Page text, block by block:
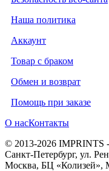
Наша политика
Аккаунт
Товар с браком
Обмен и возврат
Помощь при заказе
О насКонтакты
© 2013-2026 IMPRINTS
Санкт-Петербург, ул.
Москва, БЦ «Колизей»,